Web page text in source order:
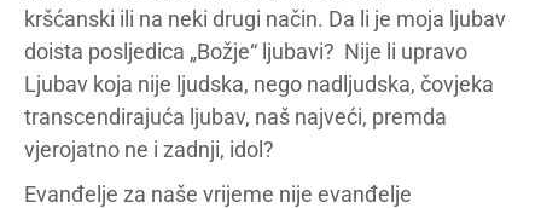
kršćanski ili na neki drugi način. Da li je moja ljubav
doista posljedica „Božje“ ljubavi? Nije li upravo
Ljubav koja nije ljudska, nego nadljudska, čovjeka
transcendirajuća ljubav, naš najveći, premda
vjerojatno ne i zadnji, idol?
Evanđelje za naše vrijeme nije evanđelje